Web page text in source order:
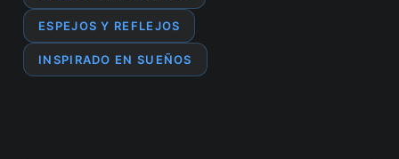
ESPEJOS Y REFLEJOS
INSPIRADO EN SUEÑOS